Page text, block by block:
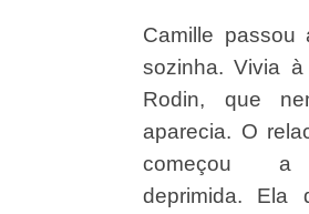
Camille passou
sozinha. Vivia
Rodin, que
aparecia. O
começou a
deprimida. Ela